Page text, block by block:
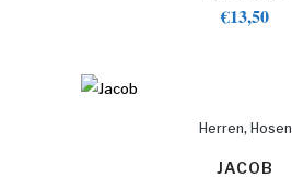
€13,50
Herren, Hosen
JACOB